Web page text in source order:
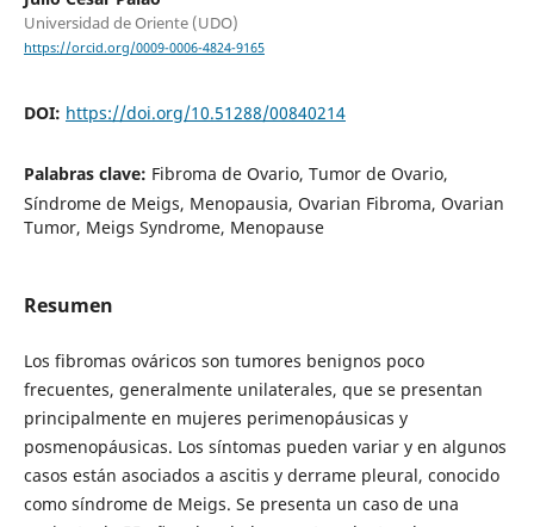
Universidad de Oriente (UDO)
https://orcid.org/0009-0006-4824-9165
DOI: https://doi.org/10.51288/00840214
Palabras clave: Fibroma de Ovario, Tumor de Ovario,
Síndrome de Meigs, Menopausia, Ovarian Fibroma, Ovarian
Tumor, Meigs Syndrome, Menopause
Resumen
Los fibromas ováricos son tumores benignos poco
frecuentes, generalmente unilaterales, que se presentan
principalmente en mujeres perimenopáusicas y
posmenopáusicas. Los síntomas pueden variar y en algunos
casos están asociados a ascitis y derrame pleural, conocido
como síndrome de Meigs. Se presenta un caso de una